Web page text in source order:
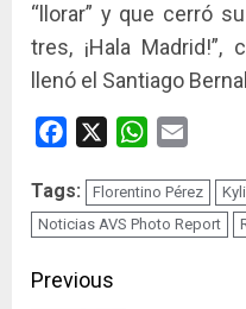
“llorar” y que cerró
tres, ¡Hala
llenó el Santiago
Facebook WhatsApp
Tags: Florentino Pérez
Noticias AVS Photo Report
Continue
Previous